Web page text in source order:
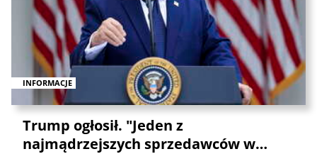
INFORMACJE
Trump ogłosił. "Jeden z
najmądrzejszych sprzedawców w…